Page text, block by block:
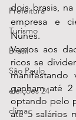
Prefeitura
Turismo
Brasil
São Paulo
eleições 24
clima
dois brasis,
empresa e
Nunes.
Vamos aos
ricos se
ganham até 2
optando pelo
até 5 salários